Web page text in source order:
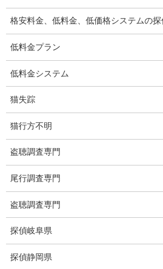
弊社が選ばれる理由
盗撮器
盗撮調査愛知県
電磁波測定調査
電磁波とは
ストーカー調査
待ち伏せ
集団ストーカー
GPS発見調査
盗難車両調査
格安料金、低料金、低価格システムの
低料金プラン
低料金システム
猫失踪
猫行方不明
盗聴調査専門
尾行調査専門
盗聴調査専門
探偵岐阜県
探偵静岡県